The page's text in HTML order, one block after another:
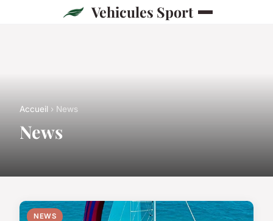
Vehicules Sport
Accueil › News
News
NEWS